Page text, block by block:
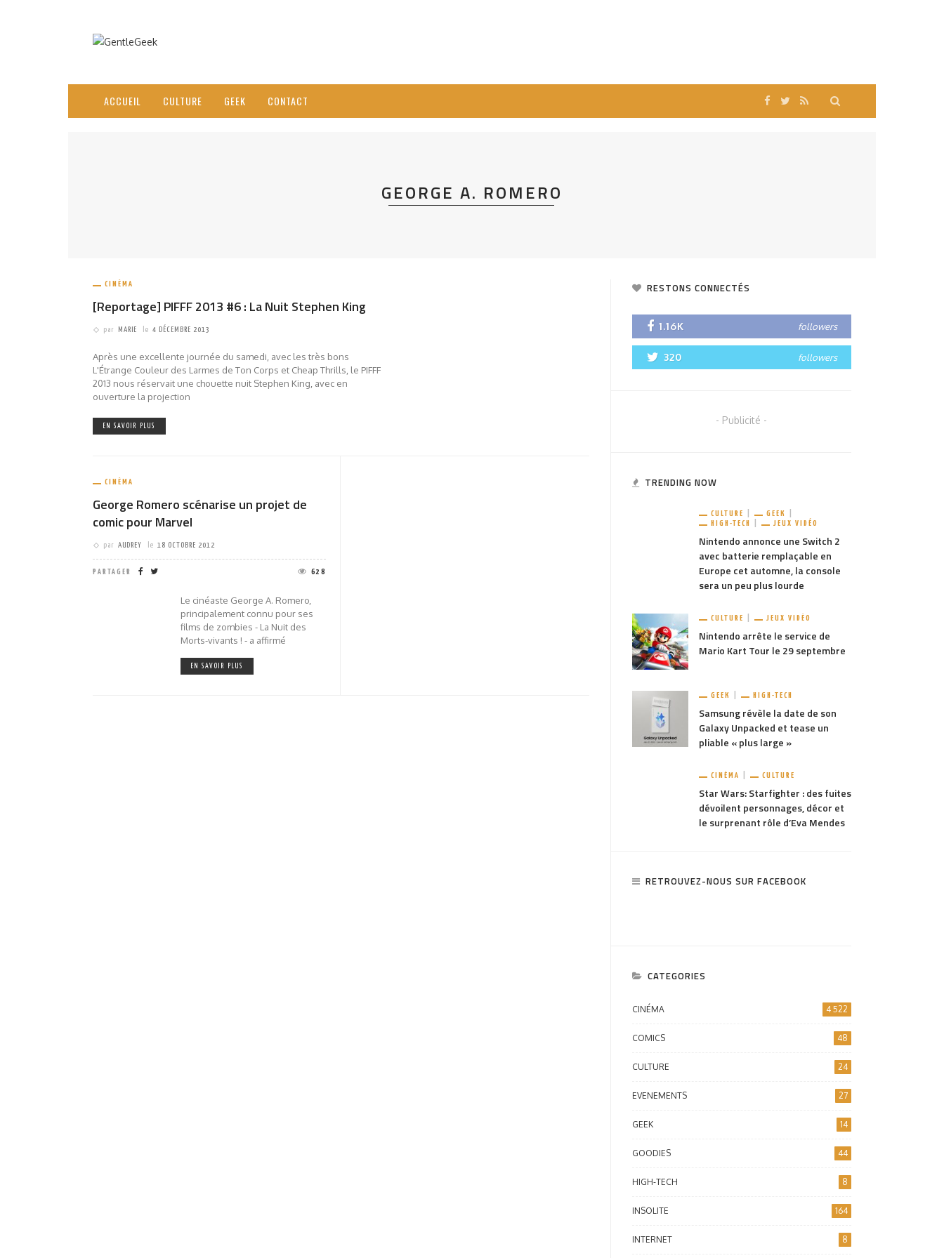
ACCUEIL CULTURE GEEK CONTACT
GEORGE A. ROMERO
CINÉMA
[Reportage] PIFFF 2013 #6 : La Nuit Stephen King
par MARIE le 4 DÉCEMBRE 2013
Après une excellente journée du samedi, avec les très bons
L'Étrange Couleur des Larmes de Ton Corps et Cheap Thrills, le PIFFF
2013 nous réservait une chouette nuit Stephen King, avec en
ouverture la projection
EN SAVOIR PLUS
CINÉMA
George Romero scénarise un projet de
comic pour Marvel
par AUDREY le 18 OCTOBRE 2012
PARTAGER 628
Le cinéaste George A. Romero,
principalement connu pour ses
films de zombies - La Nuit des
Morts-vivants ! - a affirmé
EN SAVOIR PLUS
RESTONS CONNECTÉS
1.16K followers
320 followers
- Publicité -
TRENDING NOW
CULTURE
GEEK
HIGH-TECH
JEUX VIDÉO
Nintendo annonce une Switch 2
avec batterie remplaçable en
Europe cet automne, la console
sera un peu plus lourde
CULTURE JEUX VIDÉO
Nintendo arrête le service de
Mario Kart Tour le 29 septembre
GEEK HIGH-TECH
Samsung révèle la date de son
Galaxy Unpacked et tease un
pliable « plus large »
CINÉMA CULTURE
Star Wars: Starfighter : des fuites
dévoilent personnages, décor et
le surprenant rôle d’Eva Mendes
RETROUVEZ-NOUS SUR FACEBOOK
CATEGORIES
CINÉMA 4 522
COMICS 48
CULTURE 24
EVENEMENTS 27
GEEK 14
GOODIES 44
HIGH-TECH 8
INSOLITE 164
INTERNET 8